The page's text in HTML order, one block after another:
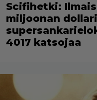
Scifihetki:
miljoonan
4017 katsojaa